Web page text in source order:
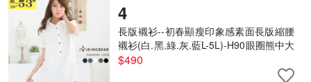
4
長版襯衫--初春顯瘦印象感素面長版縮腰
襯衫(白.黑.綠.灰.藍L-5L)-H90眼圈熊中大
尺碼
$490